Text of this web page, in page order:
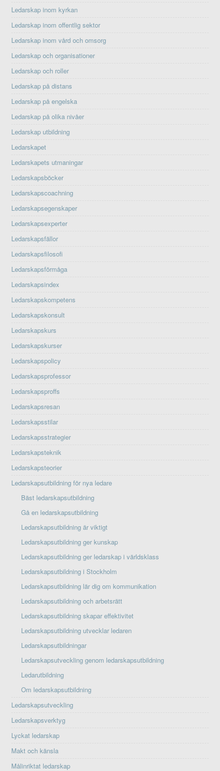
Ledarskap inom kyrkan
Ledarskap inom offentlig sektor
Ledarskap inom vård och omsorg
Ledarskap och organisationer
Ledarskap och roller
Ledarskap på distans
Ledarskap på engelska
Ledarskap på olika nivåer
Ledarskap utbildning
Ledarskapet
Ledarskapets utmaningar
Ledarskapsböcker
Ledarskapscoachning
Ledarskapsegenskaper
Ledarskapsexperter
Ledarskapsfällor
Ledarskapsfilosofi
Ledarskapsförmåga
Ledarskapsindex
Ledarskapskompetens
Ledarskapskonsult
Ledarskapskurs
Ledarskapskurser
Ledarskapspolicy
Ledarskapsprofessor
Ledarskapsproffs
Ledarskapsresan
Ledarskapsstilar
Ledarskapsstrategier
Ledarskapsteknik
Ledarskapsteorier
Ledarskapsutbildning för nya ledare
Bäst ledarskapsutbildning
Gå en ledarskapsutbildning
Ledarskapsutbildning är viktigt
Ledarskapsutbildning ger kunskap
Ledarskapsutbildning ger ledarskap i världsklass
Ledarskapsutbildning i Stockholm
Ledarskapsutbildning lär dig om kommunikation
Ledarskapsutbildning och arbetsrätt
Ledarskapsutbildning skapar effektivitet
Ledarskapsutbildning utvecklar ledaren
Ledarskapsutbildningar
Ledarskapsutveckling genom ledarskapsutbildning
Ledarutbildning
Om ledarskapsutbildning
Ledarskapsutveckling
Ledarskapsverktyg
Lyckat ledarskap
Makt och känsla
Målinriktat ledarskap